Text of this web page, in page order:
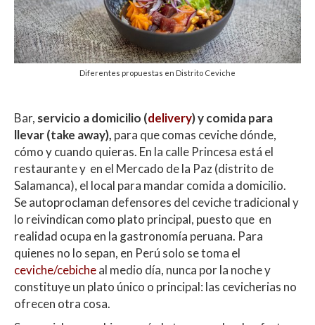
Diferentes propuestas en Distrito Ceviche
Bar, servicio a domicilio (delivery) y comida para
llevar (take away), para que comas ceviche dónde,
cómo y cuando quieras. En la calle Princesa está el
restaurante y en el Mercado de la Paz (distrito de
Salamanca), el local para mandar comida a domicilio.
Se autoproclaman defensores del ceviche tradicional y
lo reivindican como plato principal, puesto que en
realidad ocupa en la gastronomía peruana. Para
quienes no lo sepan, en Perú solo se toma el
ceviche/cebicheal medio día, nunca por la noche y
constituye un plato único o principal: las cevicherias no
ofrecen otra cosa.